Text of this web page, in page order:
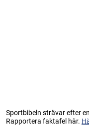
Sportbibeln strävar efter
Rapportera faktafel här.